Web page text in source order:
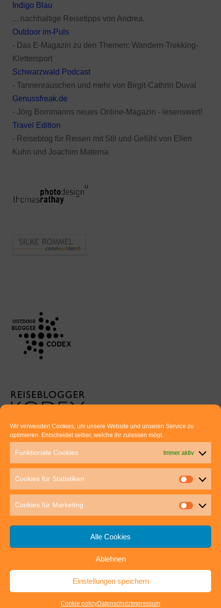
Wir verwenden Cookies, um unsere Website und unseren Service zu
optimieren. Entscheidet selber, welche ihr zulassen mögt.
Funktionale Cookies Immer aktiv
Cookies für Statistiken
Cookies für Marketing
Alle Cookies
Ablehnen
Einstellungen speichern
Cookie policyDatenschutz Impressum
Indigo Blau
... nachhaltige Reisetipps von Andrea.
Outdoor im-Puls
- Das E-Magazin zu den Themen: Wandern-Trekking-
Klettersport
Schwarzwald Podcast
- Tannenrauschen und mehr von Birgit-Cathrin Duval
Genussfreak.de
- Jörg Bornmanns neues Online-Magazin - lesenswert!
Travel Edition
- Reiseblog für Reisen mit Stil und Gefühl von Ellen
Kuhn und Joachim Materna
Euer direkter Draht zu uns:
Thomas Rathay und Silke Rommel
70563 Stuttgart
post@outdoor-hochgenuss.de
IMPRESSUM DATENSCHUTZ
outdoor-hochgenuss.de| Präsentiert vonMantra&WordPress.